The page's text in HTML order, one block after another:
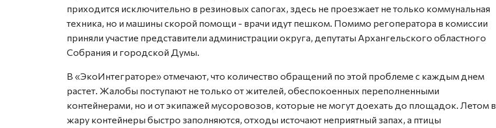
приходится исключительно в резиновых сапогах, здесь не проезжает не только коммунальная
техника, но и машины скорой помощи - врачи идут пешком. Помимо регоператора в комиссии
приняли участие представители администрации округа, депутаты Архангельского областного
Собрания и городской Думы.
В «ЭкоИнтеграторе» отмечают, что количество обращений по этой проблеме с каждым днем
растет. Жалобы поступают не только от жителей, обеспокоенных переполненными
контейнерами, но и от экипажей мусоровозов, которые не могут доехать до площадок. Летом в
жару контейнеры быстро заполняются, отходы источают неприятный запах, а птицы